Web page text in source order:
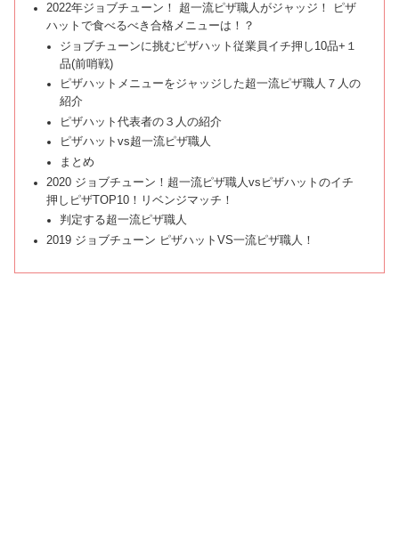
2022年ジョブチューン！ 超一流ピザ職人がジャッジ！ ピザ
ハットで食べるべき合格メニューは！？
ジョブチューンに挑むピザハット従業員イチ押し10品+１
品(前哨戦)
ピザハットメニューをジャッジした超一流ピザ職人７人の
紹介
ピザハット代表者の３人の紹介
ピザハットvs超一流ピザ職人
まとめ
2020 ジョブチューン！超一流ピザ職人vsピザハットのイチ
押しピザTOP10！リベンジマッチ！
判定する超一流ピザ職人
2019 ジョブチューン ピザハットVS一流ピザ職人！